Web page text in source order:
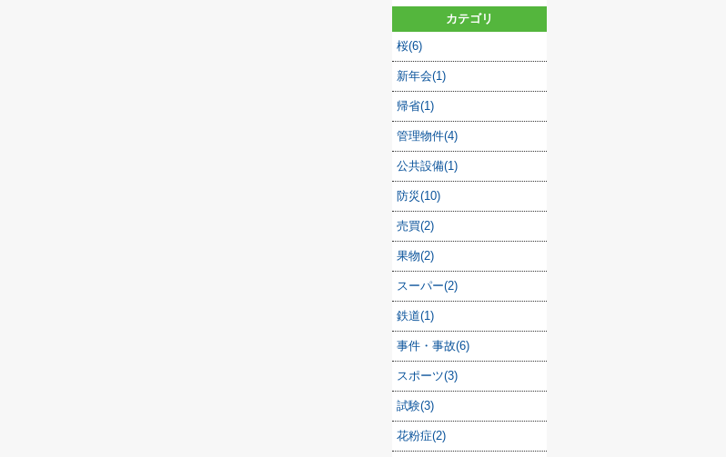
カテゴリ
桜(6)
新年会(1)
帰省(1)
管理物件(4)
公共設備(1)
防災(10)
売買(2)
果物(2)
スーパー(2)
鉄道(1)
事件・事故(6)
スポーツ(3)
試験(3)
花粉症(2)